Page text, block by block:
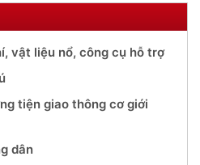
vật liệu nổ, công cụ hỗ trợ
tiện giao thông cơ giới
dân